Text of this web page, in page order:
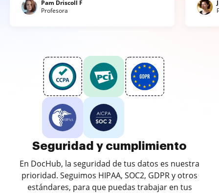
Pam Driscoll F
Profesora
Seguridad y cumplimiento
En DocHub, la seguridad de tus datos es nuestra
prioridad. Seguimos HIPAA, SOC2, GDPR y otros
estándares, para que puedas trabajar en tus